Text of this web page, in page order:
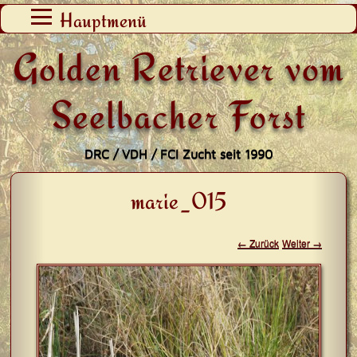
Golden Retriever vom
Seelbacher Forst
DRC / VDH / FCI Zucht seit 1990
Hauptmenü
Zum
Inhalt
springen
marie_015
← Zurück Weiter →